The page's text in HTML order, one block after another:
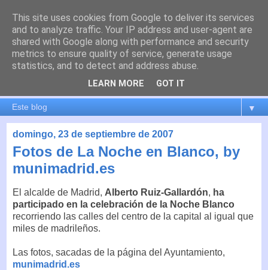
es por madrid
El blog de Madrid y su actualidad, proyectos, transporte,
movilidad, arquitectura, participación, medio ambiente,
educación, empleo, ...
▼
domingo, 23 de septiembre de 2007
Fotos de La Noche en Blanco, by
munimadrid.es
El alcalde de Madrid, Alberto Ruiz-Gallardón, ha
participado en la celebración de la Noche Blanco
recorriendo las calles del centro de la capital al igual que
miles de madrileños.
Las fotos, sacadas de la página del Ayuntamiento,
munimadrid.es
This site uses cookies from Google to deliver its services
and to analyze traffic. Your IP address and user-agent are
shared with Google along with performance and security
metrics to ensure quality of service, generate usage
statistics, and to detect and address abuse.
LEARN MORE GOT IT